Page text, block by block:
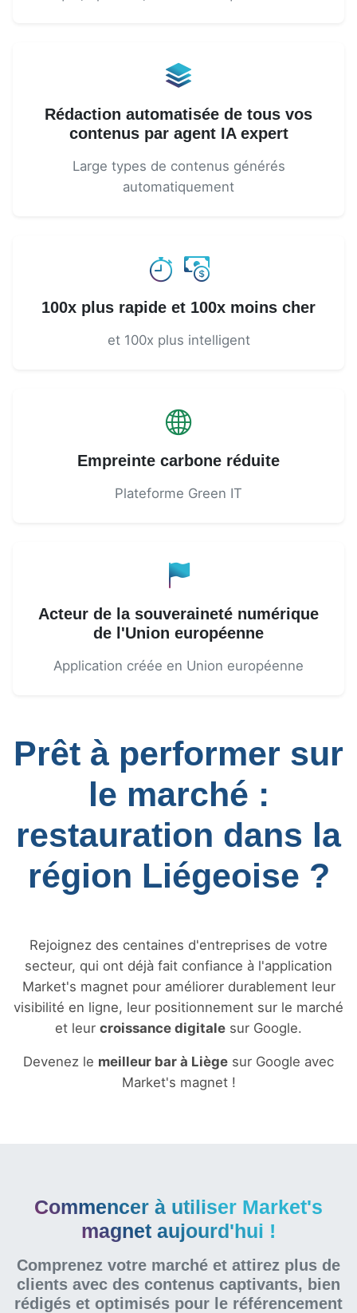
Rédaction automatisée de tous vos
contenus par agent IA expert
Large types de contenus générés
automatiquement
100x plus rapide et 100x moins cher
et 100x plus intelligent
Empreinte carbone réduite
Plateforme Green IT
Acteur de la souveraineté numérique
de l'Union européenne
Application créée en Union européenne
Prêt à performer sur
le marché :
restauration dans la
région Liégeoise ?
Rejoignez des centaines d'entreprises de votre
secteur, qui ont déjà fait confiance à l'application
Market's magnet pour améliorer durablement leur
visibilité en ligne, leur positionnement sur le marché
et leur croissance digitale sur Google.
Devenez le meilleur bar à Liège sur Google avec
Market's magnet !
Commencer à utiliser Market's
magnet aujourd'hui !
Comprenez votre marché et attirez plus de
clients avec des contenus captivants, bien
rédigés et optimisés pour le référencement